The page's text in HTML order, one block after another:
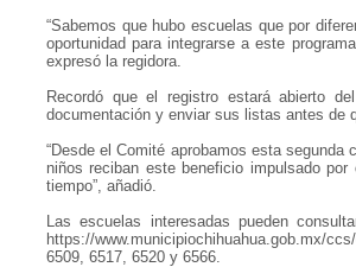
“Sabemos que hubo escuelas que por
oportunidad para integrarse a este
expresó la regidora.
Recordó que el registro estará abierto
documentación y enviar sus listas antes de
“Desde el Comité aprobamos esta
niños reciban este beneficio impulsado
tiempo”, añadió.
Las escuelas interesadas pueden
https://www.municipiochihuahua.gob.mx/
6509, 6517, 6520 y 6566.